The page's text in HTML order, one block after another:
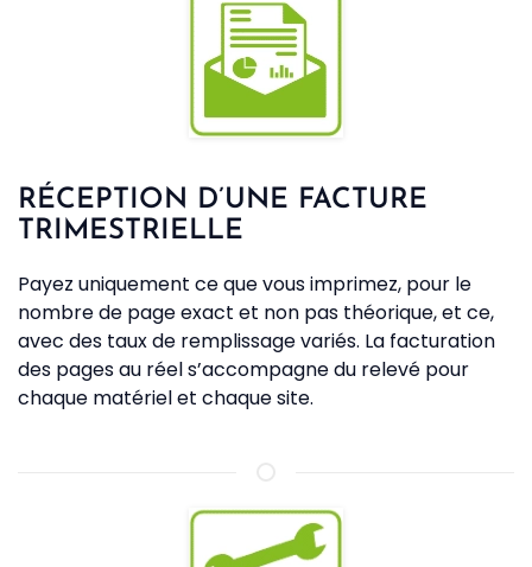
RÉCEPTION D’UNE FACTURE
TRIMESTRIELLE
Payez uniquement ce que vous imprimez, pour le
nombre de page exact et non pas théorique, et ce,
avec des taux de remplissage variés. La facturation
des pages au réel s’accompagne du relevé pour
chaque matériel et chaque site.